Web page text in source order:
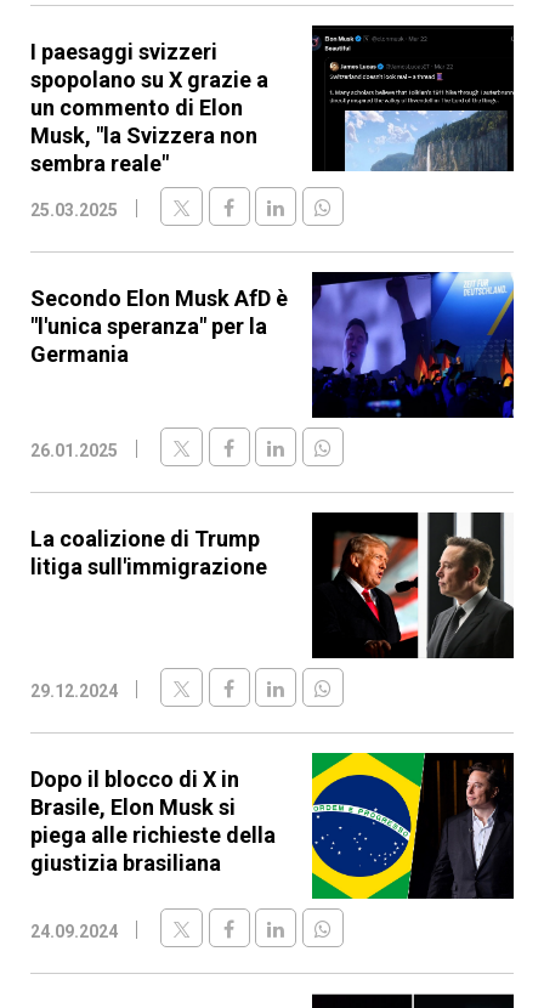
I paesaggi svizzeri
spopolano su X grazie a
un commento di Elon
Musk, "la Svizzera non
sembra reale"
25.03.2025
Secondo Elon Musk AfD è
"l'unica speranza" per la
Germania
26.01.2025
La coalizione di Trump
litiga sull'immigrazione
29.12.2024
Dopo il blocco di X in
Brasile, Elon Musk si
piega alle richieste della
giustizia brasiliana
24.09.2024